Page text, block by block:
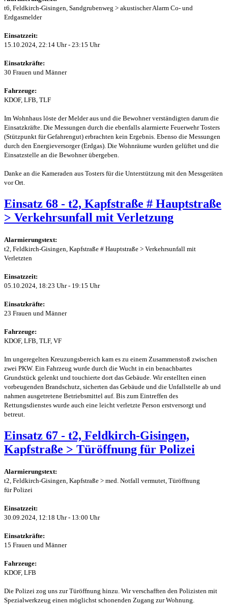
t6, Feldkirch-Gisingen, Sandgrubenweg > akustischer Alarm Co- und
Erdgasmelder
Einsatzzeit:
15.10.2024, 22:14 Uhr - 23:15 Uhr
Einsatzkräfte:
30 Frauen und Männer
Fahrzeuge:
KDOF, LFB, TLF
Im Wohnhaus löste der Melder aus und die Bewohner verständigten darum die
Einsatzkräfte. Die Messungen durch die ebenfalls alarmierte Feuerwehr Tosters
(Stützpunkt für Gefahrengut) erbrachten kein Ergebnis. Ebenso die Messungen
durch den Energieversorger (Erdgas). Die Wohnräume wurden gelüftet und die
Einsatzstelle an die Bewohner übergeben.
Danke an die Kameraden aus Tosters für die Unterstützung mit den Messgeräten
vor Ort.
Einsatz 68 - t2, Kapfstraße # Hauptstraße
> Verkehrsunfall mit Verletzung
Alarmierungstext:
t2, Feldkirch-Gisingen, Kapfstraße # Hauptstraße > Verkehrsunfall mit
Verletzten
Einsatzzeit:
05.10.2024, 18:23 Uhr - 19:15 Uhr
Einsatzkräfte:
23 Frauen und Männer
Fahrzeuge:
KDOF, LFB, TLF, VF
Im ungeregelten Kreuzungsbereich kam es zu einem Zusammenstoß zwischen
zwei PKW. Ein Fahrzeug wurde durch die Wucht in ein benachbartes
Grundstück gelenkt und touchierte dort das Gebäude. Wir erstellten einen
vorbeugenden Brandschutz, sicherten das Gebäude und die Unfallstelle ab und
nahmen ausgetretene Betriebsmittel auf. Bis zum Eintreffen des
Rettungsdienstes wurde auch eine leicht verletzte Person erstversorgt und
betreut.
Einsatz 67 - t2, Feldkirch-Gisingen,
Kapfstraße > Türöffnung für Polizei
Alarmierungstext:
t2, Feldkirch-Gisingen, Kapfstraße > med. Notfall vermutet, Türöffnung
für Polizei
Einsatzzeit:
30.09.2024, 12:18 Uhr - 13:00 Uhr
Einsatzkräfte:
15 Frauen und Männer
Fahrzeuge:
KDOF, LFB
Die Polizei zog uns zur Türöffnung hinzu. Wir verschafften den Polizisten mit
Spezialwerkzeug einen möglichst schonenden Zugang zur Wohnung.